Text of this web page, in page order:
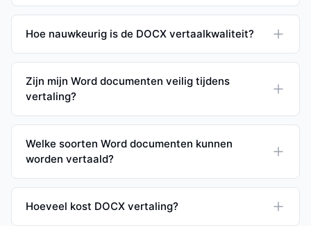
Hoe nauwkeurig is de DOCX vertaalkwaliteit?
Zijn mijn Word documenten veilig tijdens
vertaling?
Welke soorten Word documenten kunnen
worden vertaald?
Hoeveel kost DOCX vertaling?